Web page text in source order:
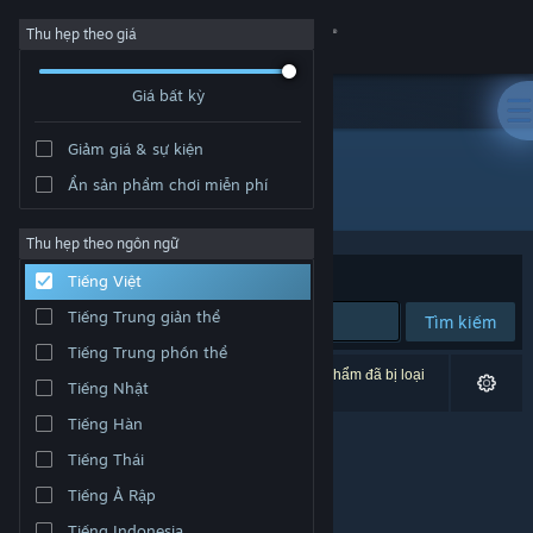
Đăng nhập
Cộng đồng
Thông tin
Hỗ trợ
Thay đổi ngôn ngữ
Cài ứng dụng Steam di động
Xem web cho desktop
Thu hẹp theo giá
Giá bất kỳ
Giảm giá & sự kiện
Ẩn sản phẩm chơi miễn phí
Thu hẹp theo ngôn ngữ
Tiếng Việt
Tiếng Trung giản thể
Tiếng Trung phồn thể
Tiếng Nhật
Tiếng Hàn
Tiếng Thái
Tiếng Ả Rập
Nhà phát triển: wraithgames
Xếp theo Độ liên quan
Tìm kiếm
0 kết quả phù hợp tìm kiếm của bạn. 4 tựa sản phẩm đã bị loại
trừ dựa trên tùy chỉnh của bạn.